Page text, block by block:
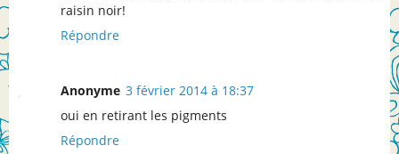
raisin noir!
Répondre
Anonyme 3 février 2014 à 18:37
oui en retirant les pigments
Répondre